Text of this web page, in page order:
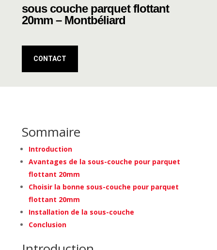
sous couche parquet flottant
20mm – Montbéliard
CONTACT
Sommaire
Introduction
Avantages de la sous-couche pour parquet
flottant 20mm
Choisir la bonne sous-couche pour parquet
flottant 20mm
Installation de la sous-couche
Conclusion